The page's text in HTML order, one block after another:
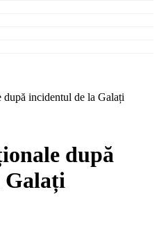
după incidentul de la Galați
după
Galați